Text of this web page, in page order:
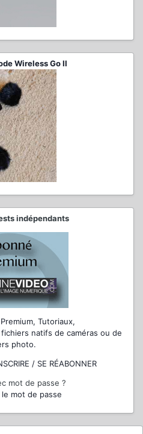
Wireless Go II
indépendants
Tutoriaux,
natifs de caméras ou de
photo.
/ SE RÉABONNER
mot de passe ?
le mot de passe